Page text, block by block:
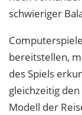
schwieriger
bereitstellen,
des Spiels
gleichzeitig
Modell der